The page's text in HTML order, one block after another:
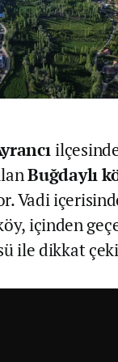
Buğdaylı
Vadi
içinden
ile dikkat